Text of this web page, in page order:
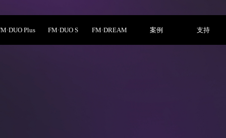
Plus FM·DUO S FM·DREAM 案例 支持